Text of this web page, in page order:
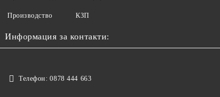
Производство КЗП
Информация за контакти:
Телефон: 0878 444 663